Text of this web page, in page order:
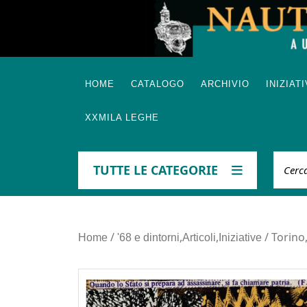
HOME CATALOGO ARCHIVIO
XXMILA LEGHE
TUTTE LE CATEGORIE
Home / '68 e dintorni,Articoli, Iniziative /